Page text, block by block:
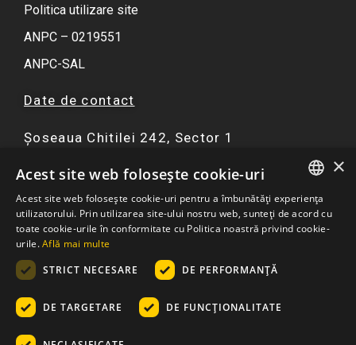
Politica utilizare site
ANPC – 0219551
ANPC-SAL
Date de contact
Șoseaua Chitilei 242, Sector 1
F
a
c
e
b
o
k
I
n
s
t
a
g
a
Y
o
u
t
b
W
h
a
t
a
p
☏ 0751 299 402
contact@atriaresort.ro
ROMANIAN
ENGLISH
×
Acest site web folosește cookie-uri
Acest site web folosește cookie-uri pentru a îmbunătăți experiența
utilizatorului. Prin utilizarea site-ului nostru web, sunteți de acord cu
toate cookie-urile în conformitate cu Politica noastră privind cookie-
urile.Află mai multe
STRICT NECESARE
DE PERFORMANȚĂ
DE TARGETARE DE FUNCŢIONALITATE